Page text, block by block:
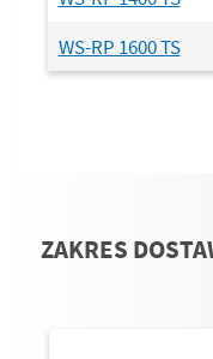
WS-RP 1600 TS
ZAKRES